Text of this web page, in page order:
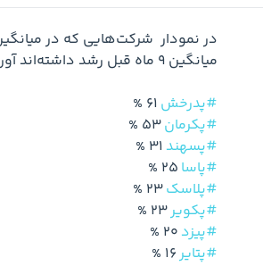
#پدرخش
#پکرمان 53 %
#پسهند
#پاسا
#پلاسک 23 %
#پکویر 23 %
#پیزد
#پتایر 16 %